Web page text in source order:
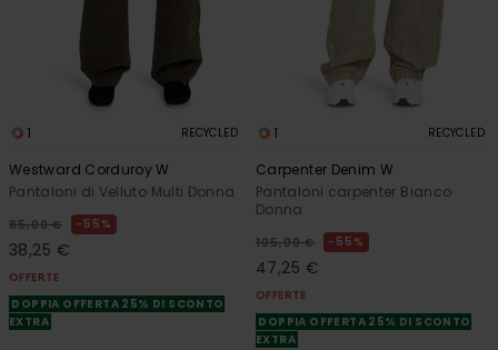
1 RECYCLED
Westward Corduroy W
Pantaloni di Velluto Multi Donna
85,00 € 55%
38,25 €
OFFERTE
DOPPIA OFFERTA 25% DI SCONTO
EXTRA
1 RECYCLED
Carpenter Denim W
Pantaloni carpenter Bianco
Donna
105,00 € 55%
47,25 €
OFFERTE
DOPPIA OFFERTA 25% DI SCONTO
EXTRA